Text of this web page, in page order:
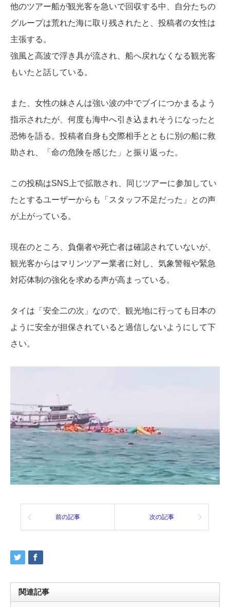
他のツアー船が観光客を急いで回収する中、自分たちの
グループは荒れた海に取り残されたと、投稿者の女性は
主張する。
強風と高波で浮き具が流され、船へ戻れなくなる観光客
もいたと話している。
また、女性の妹さんは強い波の中でブイにつかまるよう
指示されたが、何度も海中へ引き込まれそうになったと
恐怖を語る。投稿者自身も交際相手とともに別の船に救
助され、「命の危険を感じた」と振り返った。
この投稿はSNS上で拡散され、同じツアーに参加してい
たとするユーザーからも「スタッフ不足だった」との声
が上がっている。
現在のところ、負傷者や死亡者は確認されていないが、
観光客からはマリンツアー業者に対し、気象警報や緊急
対応体制の強化を求める声が高まっている。
タイは「安全二の次」なので、観光地に行っても日本の
ように安全が担保されていると過信しないようにして下
さい。
前の記事 次の記事
関連記事